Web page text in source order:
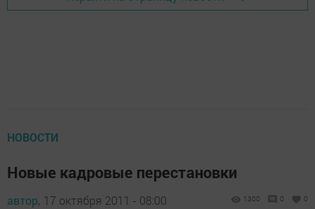
НОВОСТИ
Новые кадровые перестановки
автор, 17 октября 2011 - 08:00 1300 0 0